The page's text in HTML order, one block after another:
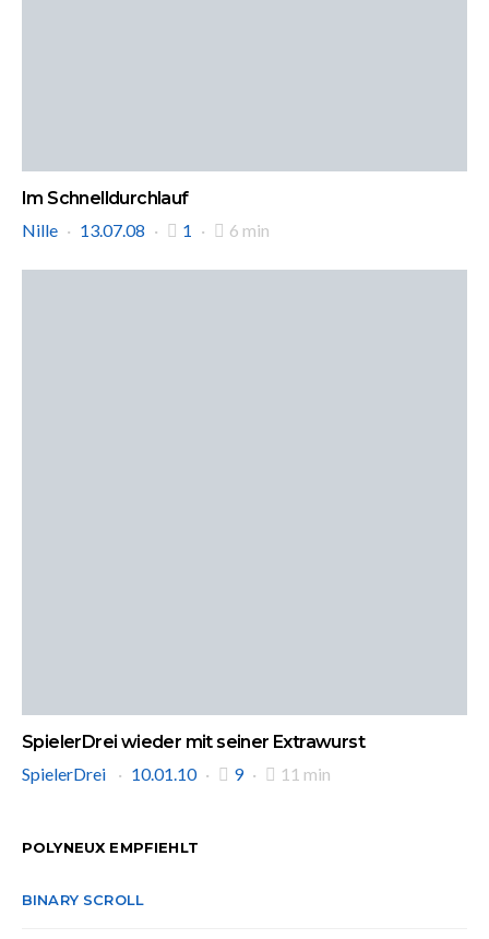
Im Schnelldurchlauf
Nille
13.07.08 1 6 min
SpielerDrei wieder mit seiner Extrawurst
SpielerDrei
10.01.10 9 11 min
POLYNEUX EMPFIEHLT
BINARY SCROLL